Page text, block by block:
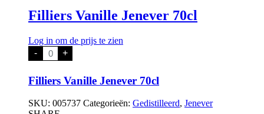
Filliers Vanille Jenever 70cl
Log in om de prijs te zien
- Filliers
Vanille
70cl
aantal
+
Filliers Vanille Jenever 70cl
SKU: 005737 Categorieën: Gedistilleerd, Jenever